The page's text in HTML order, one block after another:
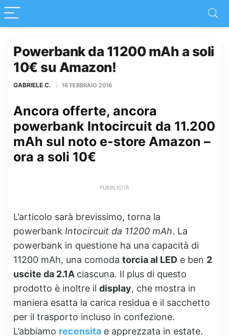
Powerbank da 11200 mAh a soli
10€ su Amazon!
GABRIELE C. 16 FEBBRAIO 2016
Ancora offerte, ancora
powerbank Intocircuit da 11.200
mAh sul noto e-store Amazon –
ora a soli 10€
PUBBLICITÀ
L’articolo sarà brevissimo, torna la
powerbank Intocircuit da 11200 mAh. La
powerbank in questione ha una capacità di
11200 mAh, una comoda torcia al LED e ben 2
uscite da 2.1A ciascuna. Il plus di questo
prodotto è inoltre il display, che mostra in
maniera esatta la carica residua e il sacchetto
per il trasporto incluso in confezione.
L’abbiamo recensita e apprezzata in estate.